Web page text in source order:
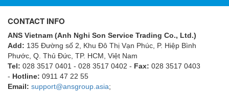
Flowline
Flow-Mon
Flowserve
Fluke Process Instruments Vietnam
FMS Vietnam
CONTACT INFO
ANS Vietnam (Anh Nghi Son Service Trading Co., Ltd.)
Add: 135 Đường số 2, Khu Đô Thị Vạn Phúc, P. Hiệp Bình
Phước, Q. Thủ Đức, TP. HCM , Việt Nam
Tel: 028 3517 0401 - 028 3517 0402 - Fax: 028 3517 0403
- Hotline: 0911 47 22 55
Email: support@ansgroup.asia;